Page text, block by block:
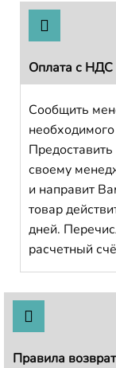
Оплата с НДС
Сообщить
своему
и направит
товар
дней.
расчетный
Правила